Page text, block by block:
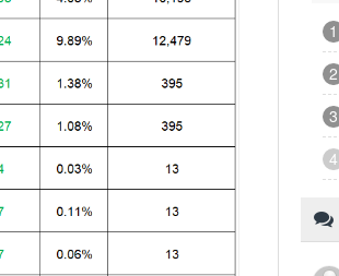
1
2
3
4
6